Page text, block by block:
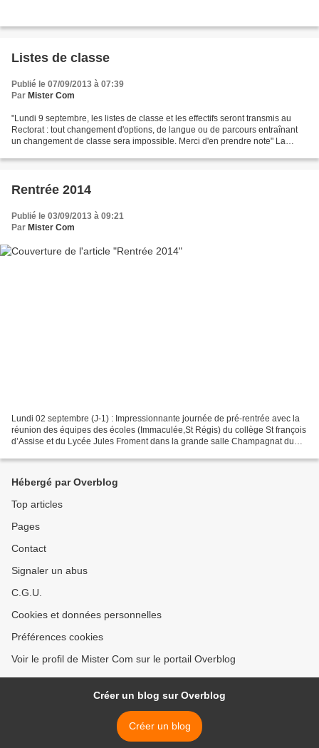
Listes de classe
Publié le 07/09/2013 à 07:39
Par Mister Com
"Lundi 9 septembre, les listes de classe et les effectifs seront transmis au
Rectorat : tout changement d'options, de langue ou de parcours entraînant
un changement de classe sera impossible. Merci d'en prendre note" La
Rentrée 2014
Publié le 03/09/2013 à 09:21
Par Mister Com
Lundi 02 septembre (J-1) : Impressionnante journée de pré-rentrée avec la
réunion des équipes des écoles (Immaculée,St Régis) du collège St françois
d’Assise et du Lycée Jules Froment dans la grande salle Champagnat du
Hébergé par Overblog
Top articles
Pages
Contact
Signaler un abus
C.G.U.
Cookies et données personnelles
Préférences cookies
Voir le profil de Mister Com sur le portail Overblog
Créer un blog sur Overblog
Créer un blog